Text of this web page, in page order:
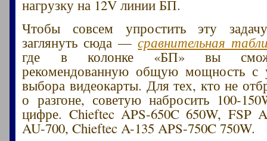
нагрузку на 12V линии БП.
Чтобы совсем упростить эту
заглянуть сюда —сравнительная
где в колонке «БП» вы
рекомендованную общую мощность с
выбора видеокарты. Для тех, кто не
о разгоне, советую набросить 100-
цифре. Chieftec APS-650C 650W, FSP
AU-700, Chieftec A-135 APS-750C 750W.